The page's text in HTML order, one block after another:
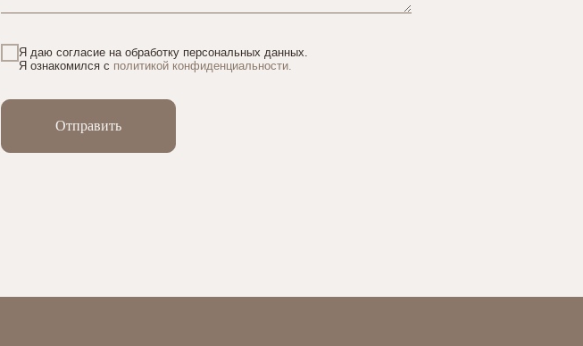
Я даю согласие на обработку персональных данных.
Я ознакомился с политикой конфиденциальности.
Отправить